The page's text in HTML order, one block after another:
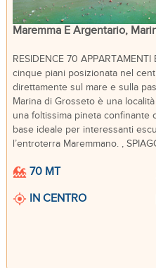
Maremma E Argentario,
RESIDENCE 70
cinque piani posizionata nel
direttamente sul mare e sulla
Marina di Grosseto è una
una foltissima pineta confinante
base ideale per interessanti
l’entroterra Maremmano. ,
70 MT
IN CENTRO